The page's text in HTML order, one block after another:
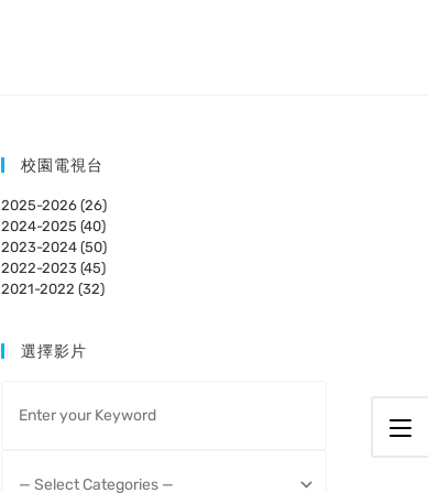
校園電視台
2025-2026 (26)
2024-2025 (40)
2023-2024 (50)
2022-2023 (45)
2021-2022 (32)
選擇影片